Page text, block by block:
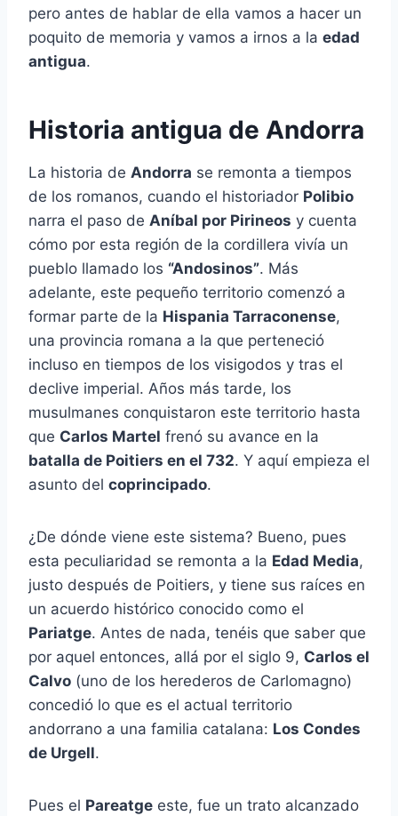
pero antes de hablar de ella vamos a hacer un
poquito de memoria y vamos a irnos a la edad
antigua.
Historia antigua de Andorra
La historia de Andorra se remonta a tiempos
de los romanos, cuando el historiador Polibio
narra el paso de Aníbal por Pirineos y cuenta
cómo por esta región de la cordillera vivía un
pueblo llamado los “Andosinos”. Más
adelante, este pequeño territorio comenzó a
formar parte de la Hispania Tarraconense,
una provincia romana a la que perteneció
incluso en tiempos de los visigodos y tras el
declive imperial. Años más tarde, los
musulmanes conquistaron este territorio hasta
que Carlos Martel frenó su avance en la
batalla de Poitiers en el 732. Y aquí empieza el
asunto del coprincipado.
¿De dónde viene este sistema? Bueno, pues
esta peculiaridad se remonta a la Edad Media,
justo después de Poitiers, y tiene sus raíces en
un acuerdo histórico conocido como el
Pariatge. Antes de nada, tenéis que saber que
por aquel entonces, allá por el siglo 9, Carlos el
Calvo (uno de los herederos de Carlomagno)
concedió lo que es el actual territorio
andorrano a una familia catalana: Los Condes
de Urgell.
Pues el Pareatge este, fue un trato alcanzado